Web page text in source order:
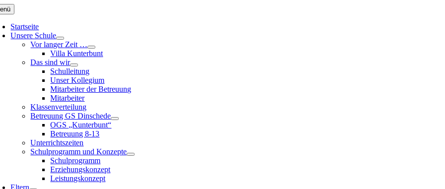
Zum
Inhalt
springen
Startseite
Unsere Schule
Vor langer Zeit …
Villa Kunterbunt
Das sind wir
Schulleitung
Unser Kollegium
Mitarbeiter der Betreuung
Mitarbeiter
Klassenverteilung
Betreuung GS Dinschede
OGS „Kunterbunt“
Betreuung 8-13
Unterrichtszeiten
Schulprogramm und Konzepte
Schulprogramm
Erziehungskonzept
Leistungskonzept
Eltern